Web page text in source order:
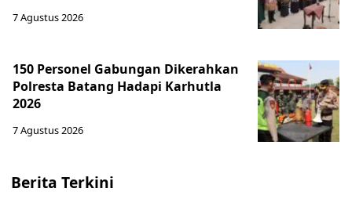
7 Agustus 2026
150 Personel Gabungan Dikerahkan
Polresta Batang Hadapi Karhutla
2026
7 Agustus 2026
Berita Terkini